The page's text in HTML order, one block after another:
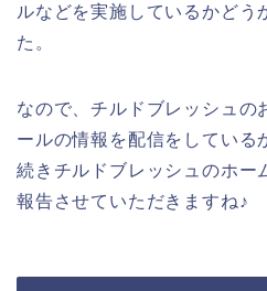
ルなどを実施しているかどう
た。
なので、チルドブレッシュの
ールの情報を配信をしている
続きチルドブレッシュのホー
報告させていただきますね♪